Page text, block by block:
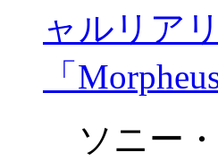
ャルリア
「
ソニー